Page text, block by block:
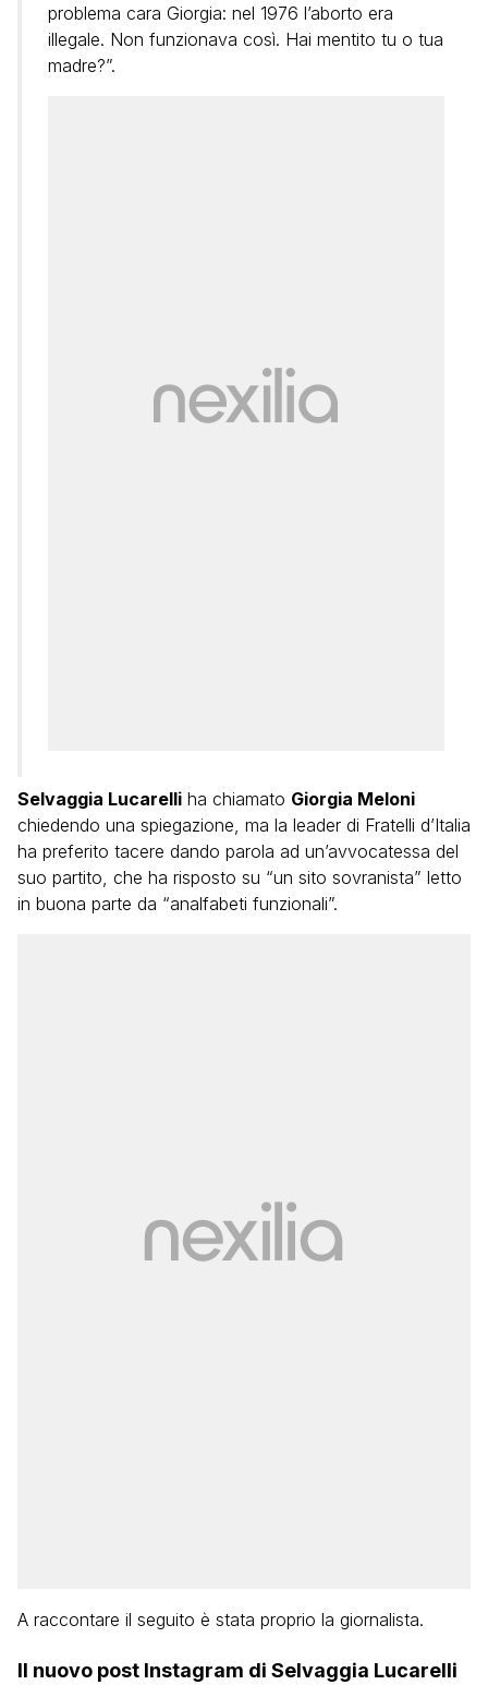
problema cara Giorgia: nel 1976 l’aborto era
illegale. Non funzionava così. Hai mentito tu o tua
madre?”.
Selvaggia Lucarelli ha chiamato Giorgia Meloni
chiedendo una spiegazione, ma la leader di Fratelli d’Italia
ha preferito tacere dando parola ad un’avvocatessa del
suo partito, che ha risposto su “un sito sovranista” letto
in buona parte da “analfabeti funzionali”.
A raccontare il seguito è stata proprio la giornalista.
Il nuovo post Instagram di Selvaggia Lucarelli